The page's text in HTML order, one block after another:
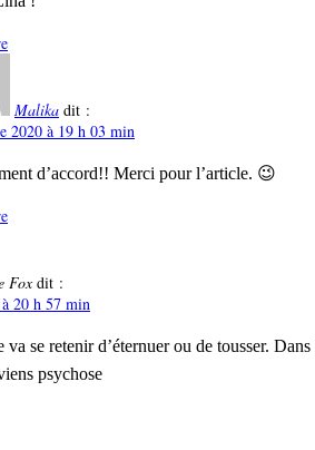
Malika dit :
2020 à 19 h 03 min
d’accord!! Merci pour l’article. 😉
Fox dit :
20 h 57 min
va se retenir d’éternuer ou de tousser.
psychose